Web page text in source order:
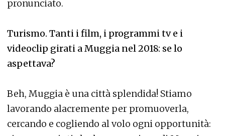
pronunciato.
Turismo. Tanti i film, i programmi tv e i
videoclip girati a Muggia nel 2018: se lo
aspettava?
Beh, Muggia è una città splendida! Stiamo
lavorando alacremente per promuoverla,
cercando e cogliendo al volo ogni opportunità: